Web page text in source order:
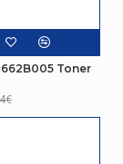
Toner